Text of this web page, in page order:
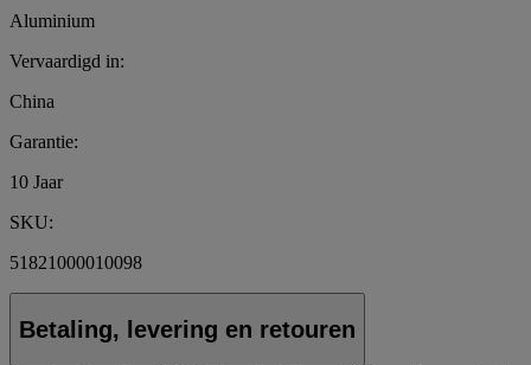
Aluminium
Vervaardigd in:
China
Garantie:
10 Jaar
SKU:
51821000010098
Betaling, levering en retouren